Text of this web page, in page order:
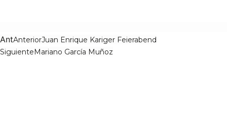
AntAnteriorJuan Enrique Kariger Feierabend
SiguienteMariano García Muñoz